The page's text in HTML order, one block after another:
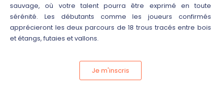
sauvage, où votre talent pourra être exprimé en toute
sérénité. Les débutants comme les joueurs confirmés
apprécieront les deux parcours de 18 trous tracés entre bois
et étangs, futaies et vallons.
Je m'inscris